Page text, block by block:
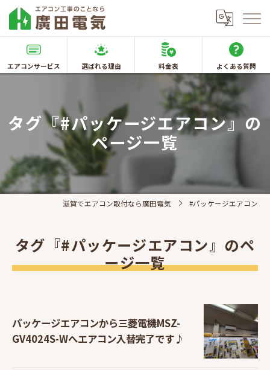
エアコンサービス 選ばれる理由 料金表 よくある質問
タグ『#パッケージエアコン』の
ページ一覧
滋賀でエアコン取付なら廣田電気 #パッケージエアコン
タグ『#パッケージエアコン』のペ
ージ一覧
パッケージエアコンから三菱電機MSZ-
GV4024S-Wへエアコン入替完了です♪